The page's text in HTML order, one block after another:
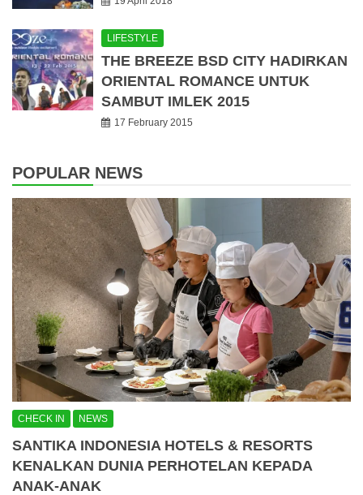
LIFESTYLE
THE BREEZE BSD CITY HADIRKAN
ORIENTAL ROMANCE UNTUK
SAMBUT IMLEK 2015
17 February 2015
POPULAR NEWS
CHECK IN NEWS
SANTIKA INDONESIA HOTELS & RESORTS
KENALKAN DUNIA PERHOTELAN KEPADA
ANAK-ANAK